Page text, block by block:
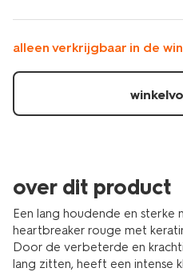
011-
alleen verkrijgbaar in de
over dit product
Een lang houdende en sterke
heartbreaker rouge met
Door de verbeterde en
lang zitten, heeft een intense